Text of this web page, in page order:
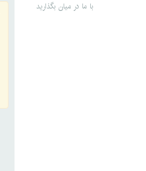
با ما در میان بگذارید